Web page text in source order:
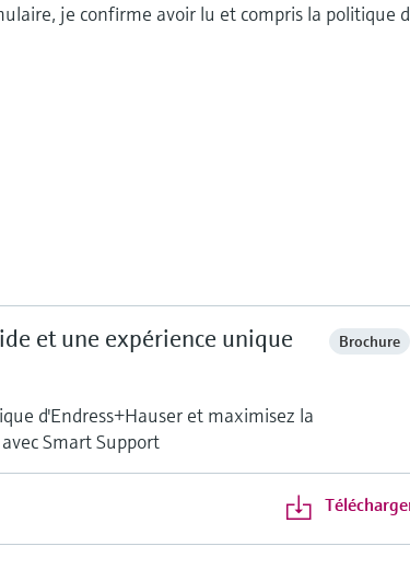
je confirme avoir lu et compris la politique
et une expérience unique
Brochure
d'Endress+Hauser et maximisez la
Smart Support